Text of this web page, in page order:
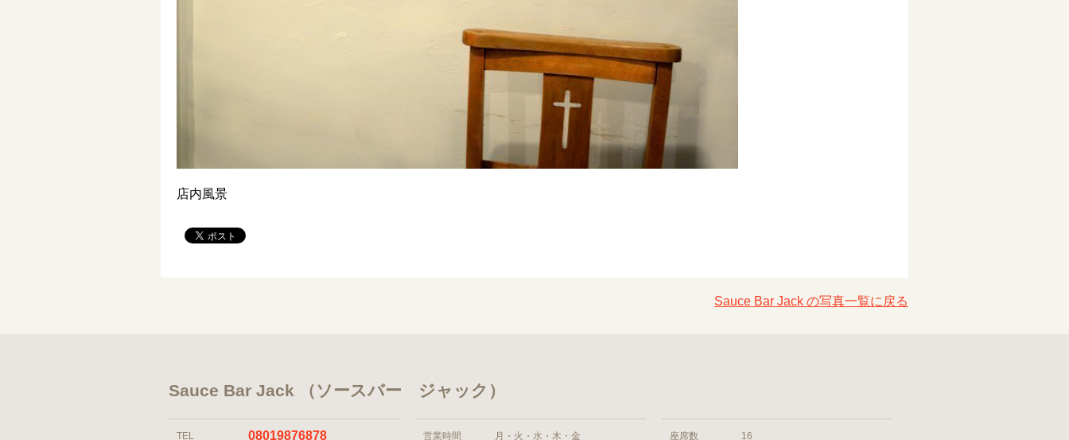
店内風景
Sauce Bar Jack の写真一覧に戻る
Sauce Bar Jack （ソースバー ジャック）
TEL 08019876878 営業時間 月・火・水・木・金 座席数 16